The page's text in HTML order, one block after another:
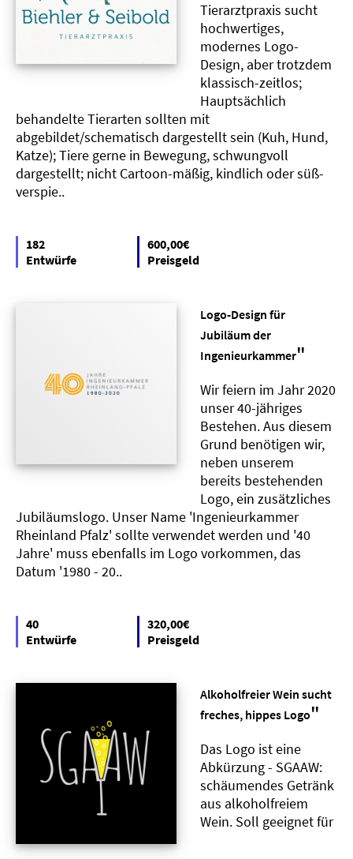
Tierarztpraxis sucht
hochwertiges,
modernes Logo-
Design, aber trotzdem
klassisch-zeitlos;
Hauptsächlich
behandelte Tierarten sollten mit
abgebildet/schematisch dargestellt sein (Kuh, Hund,
Katze); Tiere gerne in Bewegung, schwungvoll
dargestellt; nicht Cartoon-mäßig, kindlich oder süß-
verspie..
182
Entwürfe
600,00€
Preisgeld
Logo-Design für
Jubiläum der
Ingenieurkammer"
Wir feiern im Jahr 2020
unser 40-jähriges
Bestehen. Aus diesem
Grund benötigen wir,
neben unserem
bereits bestehenden
Logo, ein zusätzliches
Jubiläumslogo. Unser Name 'Ingenieurkammer
Rheinland Pfalz' sollte verwendet werden und '40
Jahre' muss ebenfalls im Logo vorkommen, das
Datum '1980 - 20..
40
Entwürfe
320,00€
Preisgeld
Alkoholfreier Wein sucht
freches, hippes Logo"
Das Logo ist eine
Abkürzung - SGAAW:
schäumendes Getränk
aus alkoholfreiem
Wein. Soll geeignet für